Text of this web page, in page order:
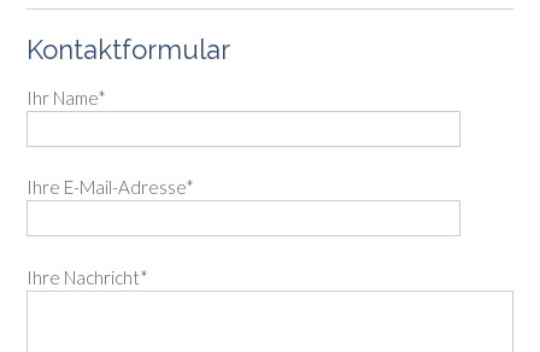
Kontaktformular
Ihr Name*
Ihre E-Mail-Adresse*
Ihre Nachricht*